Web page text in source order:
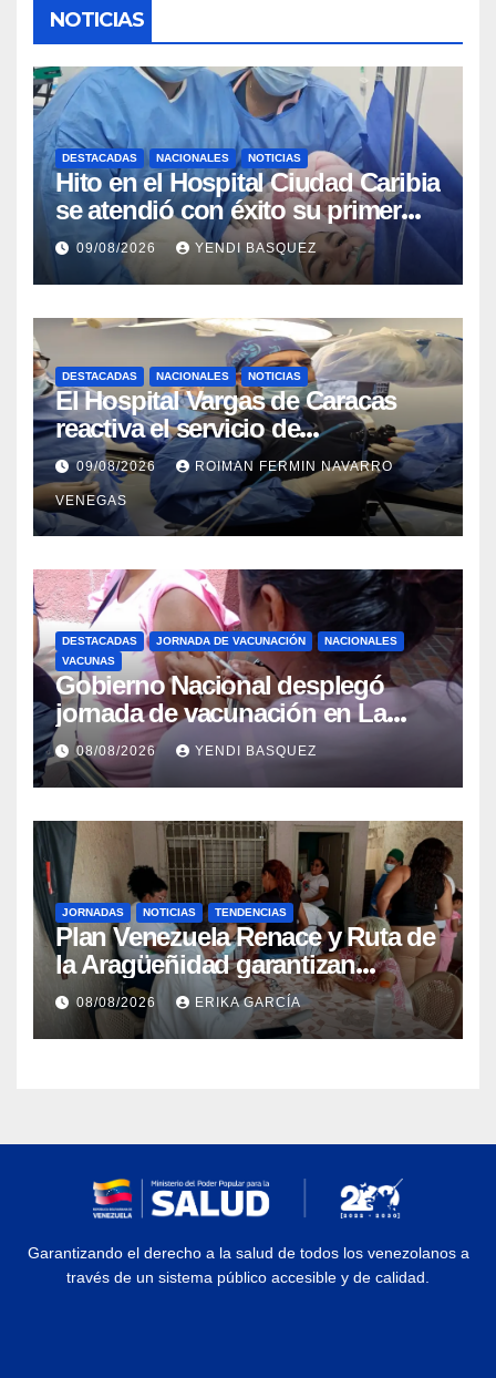
NOTICIAS
DESTACADAS NACIONALES NOTICIAS
Hito en el Hospital Ciudad Caribia
se atendió con éxito su primer
parto gemelar
09/08/2026 YENDI BASQUEZ
DESTACADAS NACIONALES NOTICIAS
El Hospital Vargas de Caracas
reactiva el servicio de
Colangiopancreatografía
Retrógrada Endoscópica para
beneficiar a cientos de pacientes
09/08/2026 ROIMAN FERMIN NAVARRO
VENEGAS
DESTACADAS JORNADA DE VACUNACIÓN
NACIONALES
VACUNAS
Gobierno Nacional desplegó
jornada de vacunación en La
Guaira para garantizar protección
epidemiológica
08/08/2026 YENDI BASQUEZ
JORNADAS NOTICIAS TENDENCIAS
Plan Venezuela Renace y Ruta de
la Aragüeñidad garantizan
atención médica integral en
Aragua
08/08/2026 ERIKA GARCÍA
Garantizando el derecho a la salud de todos los venezolanos a
través de un sistema público accesible y de calidad.